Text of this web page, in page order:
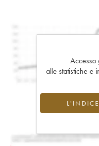
Accesso
alle statistiche e